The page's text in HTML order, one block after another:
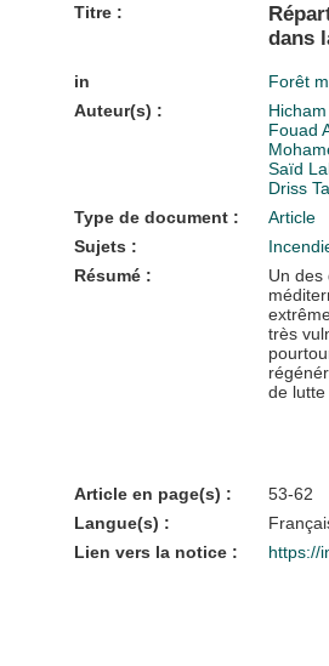
Titre :
dans
in Forêt
Auteur(s) :
Fouad
Saïd
Driss
Type de document :
Article
Sujets :
Résumé :
Un des
très
de
Article en page(s) :
53-62
Langue(s) :
Lien vers la notice :
https://